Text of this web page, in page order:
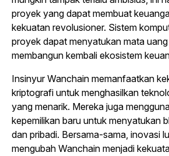
proyek yang dapat membuat
kekuatan revolusioner. Sistem
proyek dapat menyatukan mata
membangun kembali ekosistem
Insinyur Wanchain memanfaatkan
kriptografi untuk menghasilkan
yang menarik. Mereka juga
kepemilikan baru untuk menyatukan
dan pribadi. Bersama-sama, inovasi
mengubah Wanchain menjadi